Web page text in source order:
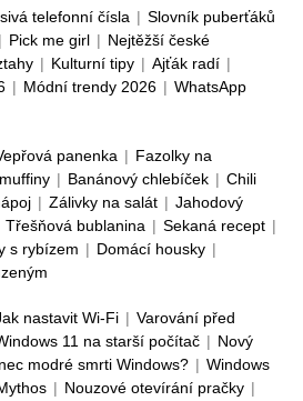
telefonní čísla | Slovník puberťáků
| Pick me girl | Nejtěžší české
| Kulturní tipy | Ajťák radí |
| Módní trendy 2026 | WhatsApp
panenka | Fazolky na
| Banánový chlebíček | Chili
| Zálivky na salát | Jahodový
Třešňová bublanina | Sekaná recept |
s rybízem | Domácí housky |
nastavit Wi-Fi | Varování před
11 na starší počítač | Nový
modré smrti Windows? | Windows
| Nouzové otevírání pračky |